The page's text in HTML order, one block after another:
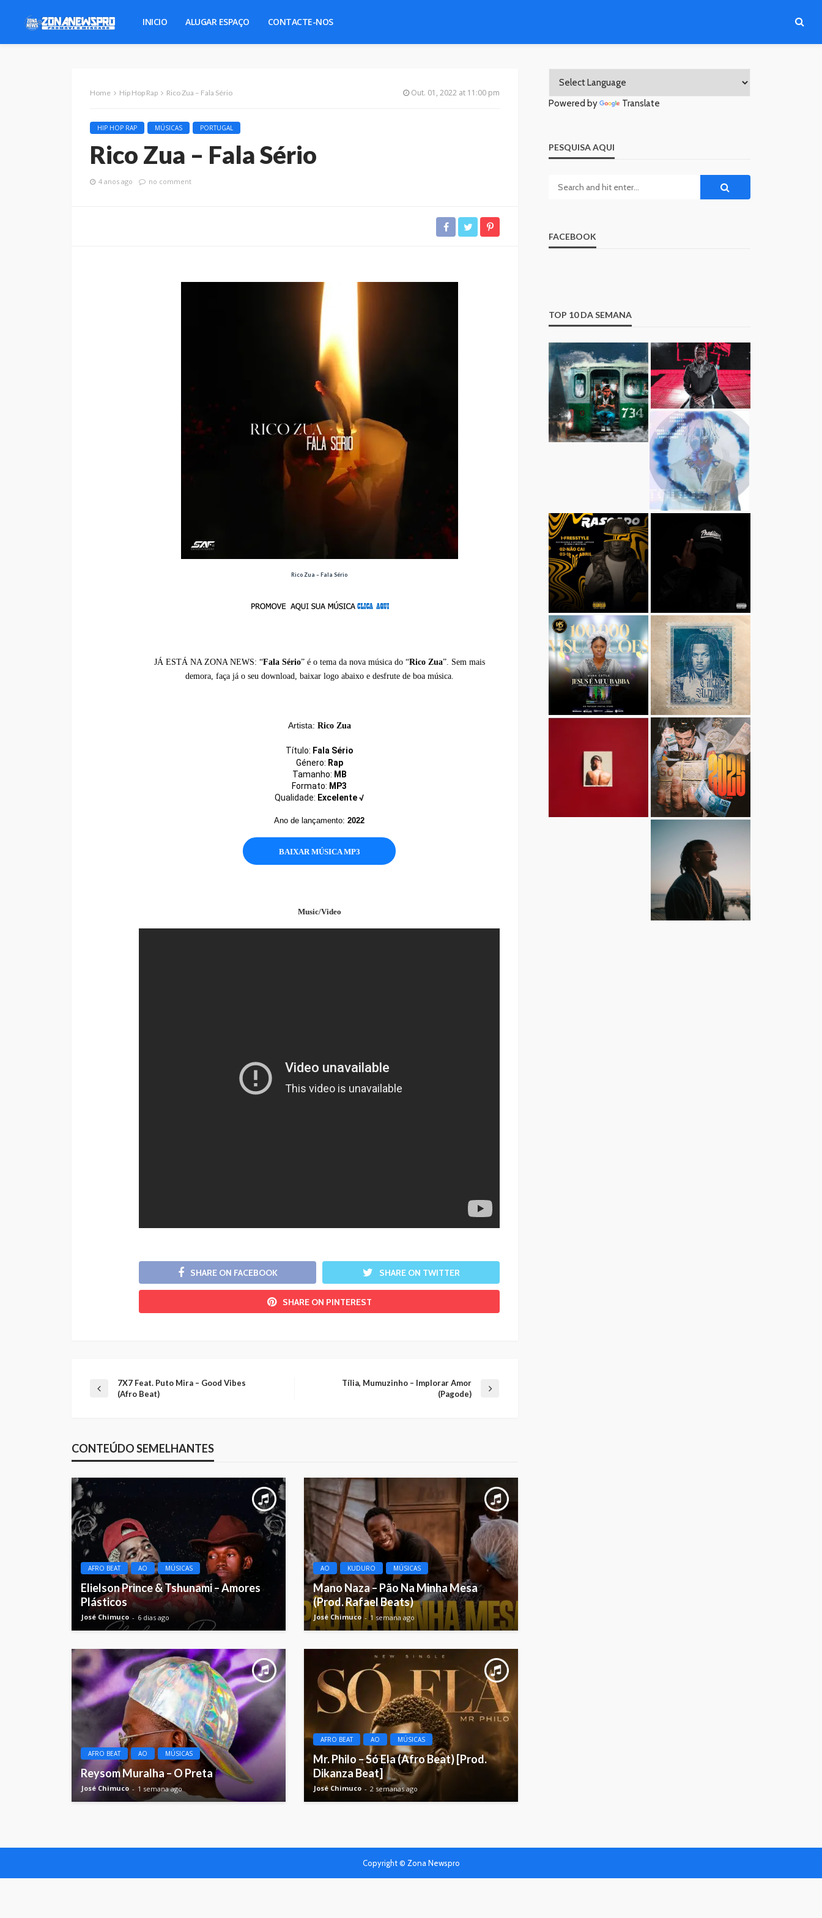
INICIO ALUGAR ESPAÇO CONTACTE-NOS
Home Hip Hop Rap Rico Zua – Fala Sério Out. 01, 2022 at 11:00 pm
HIP HOP RAP MÚSICAS PORTUGAL
Rico Zua – Fala Sério
4 anos ago no comment
Rico Zua – Fala Sério
JÁ ESTÁ NA ZONA NEWS: “Fala Sério” é o tema da nova música do “Rico Zua”. Sem mais
demora, faça já o seu download, baixar logo abaixo e desfrute de boa música.
Artista: Rico Zua
Título: Fala Sério
Género: Rap
Tamanho: MB
Formato: MP3
Qualidade: Excelente √
Ano de lançamento: 2022
BAIXAR MÚSICA MP3
Music/Video
SHARE ON FACEBOOK SHARE ON TWITTER
SHARE ON PINTEREST
7X7 Feat. Puto Mira – Good Vibes
(Afro Beat)
Tília, Mumuzinho – Implorar Amor
(Pagode)
CONTEÚDO SEMELHANTES
AFRO BEAT AO MÚSICAS
Elielson Prince & Tshunami – Amores
Plásticos
José Chimuco 6 dias ago
AO KUDURO MÚSICAS
Mano Naza – Pão Na Minha Mesa
(Prod. Rafael Beats)
José Chimuco 1 semana ago
AFRO BEAT AO MÚSICAS
Reysom Muralha – O Preta
José Chimuco 1 semana ago
AFRO BEAT AO MÚSICAS
Mr. Philo – Só Ela (Afro Beat) [Prod.
Dikanza Beat]
José Chimuco 2 semanas ago
Powered by Translate
PESQUISA AQUI
FACEBOOK
TOP 10 DA SEMANA
Copyright © Zona Newspro